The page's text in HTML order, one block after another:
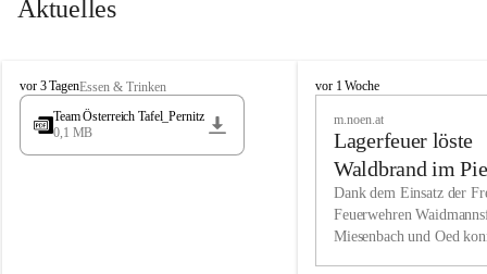
wunderschöne Naturschneepisten, die zum Schifahren oder
vielfältige Angebot unserer Kulturvereine.
Überzeugen Sie sich selbst, dass Sie in Miesenbach sowie
in den Beherbergungsbetrieben, Gaststätten und urigen
Wir kennen Miesenbach als lebens- und liebenswerten Ort.
Tradition und Innovation werden ebenso groß geschrieben
Aktuelles
M
i
s
vor 3 TagenEssen & Trinken
Team Österreich Tafel_Pernitz
0,1 MB
M
h
vor 1 Woche
m.noen.at
Lagerfeuer löste
Waldbrand im
aus
Dank dem Einsatz der
Feuerwehren
Miesenbach und Oed